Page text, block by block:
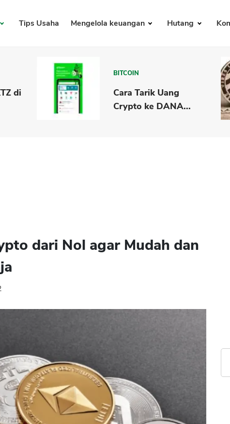
Tips Usaha Mengelola keuangan Hutang
di
BITCOIN
Cara Tarik Uang
Crypto ke DANA...
dari Nol agar Mudah dan